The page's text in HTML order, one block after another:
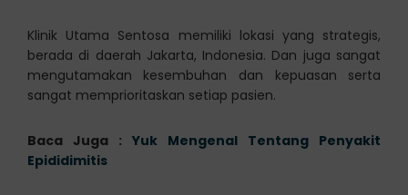
Klinik Utama Sentosa memiliki lokasi yang strategis,
berada di daerah Jakarta, Indonesia. Dan juga sangat
mengutamakan kesembuhan dan kepuasan serta
sangat memprioritaskan setiap pasien.
Baca Juga : Yuk Mengenal Tentang Penyakit
Epididimitis